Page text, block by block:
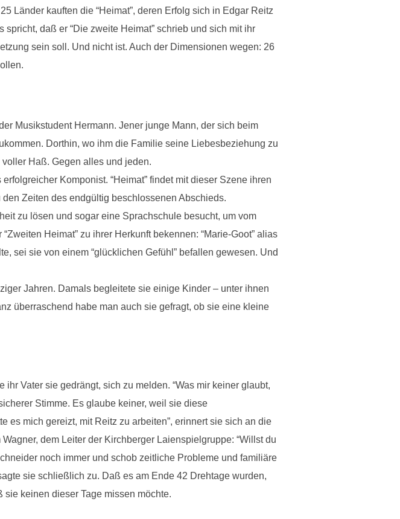
Länder kauften die “Heimat”, deren Erfolg sich in Edgar Reitz
daß er “Die zweite Heimat” schrieb und sich mit ihr
sein soll. Und nicht ist. Auch der Dimensionen wegen: 26
Musikstudent Hermann. Jener junge Mann, der sich beim
Dorthin, wo ihm die Familie seine Liebesbeziehung zu
Haß. Gegen alles und jeden.
Komponist. “Heimat” findet mit dieser Szene ihren
Zeiten des endgültig beschlossenen Abschieds.
zu lösen und sogar eine Sprachschule besucht, um vom
Heimat” zu ihrer Herkunft bekennen: “Marie-Goot” alias
sei sie von einem “glücklichen Gefühl” befallen gewesen. Und
Jahren. Damals begleitete sie einige Kinder – unter ihnen
überraschend habe man auch sie gefragt, ob sie eine kleine
Vater sie gedrängt, sich zu melden. “Was mir keiner glaubt,
Stimme. Es glaube keiner, weil sie diese
es mich gereizt, mit Reitz zu arbeiten”, erinnert sie sich an die
dem Leiter der Kirchberger Laienspielgruppe: “Willst du
noch immer und schob zeitliche Probleme und familiäre
sie schließlich zu. Daß es am Ende 42 Drehtage wurden,
keinen dieser Tage missen möchte.